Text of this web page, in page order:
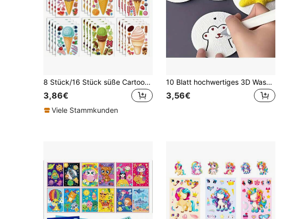
8 Stück/16 Stück süße Cartoon Eiscreme Aufkleber für DIY Basteleien, Make-up, Geschenkverpackung, Dekoration, Feiertage & Partys
3,86€
Viele Stammkunden
10 Blatt hochwertiges 3D Wasser aktiviertes Expansionspapier - strukturiertes Kunsthandwerkspapier für DIY-Projekte, Partytüten, Belohnungen für Studenten - ideal für Valentinstag, Weihnachten, Neujahr, Geburtstagsgeschenke
3,56€